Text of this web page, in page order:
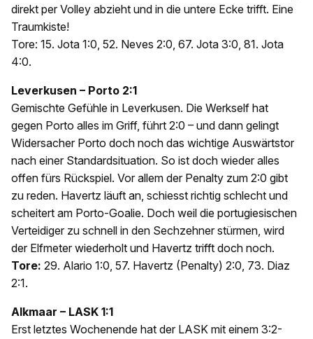
direkt per Volley abzieht und in die untere Ecke trifft. Eine
Traumkiste!
Tore: 15. Jota 1:0, 52. Neves 2:0, 67. Jota 3:0, 81. Jota
4:0.
Leverkusen – Porto 2:1
Gemischte Gefühle in Leverkusen. Die Werkself hat
gegen Porto alles im Griff, führt 2:0 – und dann gelingt
Widersacher Porto doch noch das wichtige Auswärtstor
nach einer Standardsituation. So ist doch wieder alles
offen fürs Rückspiel. Vor allem der Penalty zum 2:0 gibt
zu reden. Havertz läuft an, schiesst richtig schlecht und
scheitert am Porto-Goalie. Doch weil die portugiesischen
Verteidiger zu schnell in den Sechzehner stürmen, wird
der Elfmeter wiederholt und Havertz trifft doch noch.
Tore: 29. Alario 1:0, 57. Havertz (Penalty) 2:0, 73. Diaz
2:1.
Alkmaar – LASK 1:1
Erst letztes Wochenende hat der LASK mit einem 3:2-